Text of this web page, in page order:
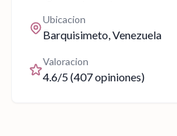
Ubicacion
Barquisimeto, Venezuela
Valoracion
4.6/5 (407opiniones)